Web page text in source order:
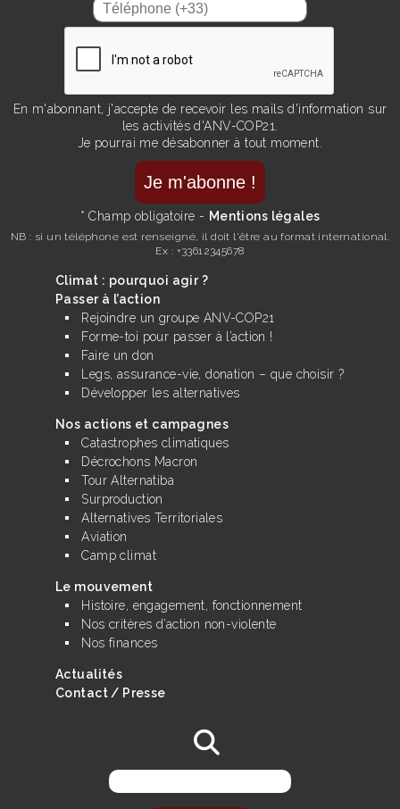
En m'abonnant, j'accepte de recevoir les mails d'information sur
les activités d'ANV-COP21.
Je pourrai me désabonner à tout moment.
* Champ obligatoire - Mentions légales
NB : si un téléphone est renseigné, il doit l'être au format international.
Ex : +33612345678
Rechercher :
Climat : pourquoi agir ?
Passer à l’action
Rejoindre un groupe ANV-COP21
Forme-toi pour passer à l’action !
Faire un don
Legs, assurance-vie, donation – que choisir ?
Développer les alternatives
Nos actions et campagnes
Catastrophes climatiques
Décrochons Macron
Tour Alternatiba
Surproduction
Alternatives Territoriales
Aviation
Camp climat
Le mouvement
Histoire, engagement, fonctionnement
Nos critères d’action non-violente
Nos finances
Actualités
Contact / Presse